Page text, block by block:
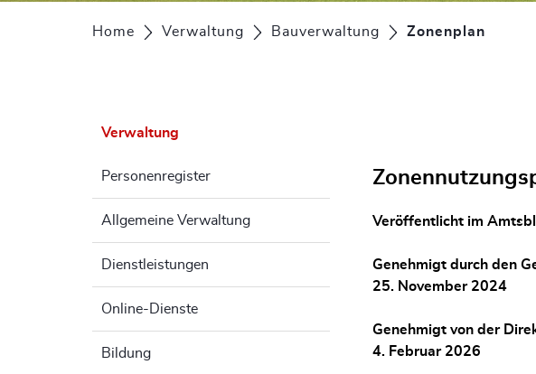
Home Verwaltung Bauverwaltung Zonenplan
Verwaltung
Personenregister
Allgemeine Verwaltung
Dienstleistungen
Online-Dienste
Bildung
Veröffentlicht im
Genehmigt durch den
25. November 2024
Genehmigt von der
4. Februar 2026